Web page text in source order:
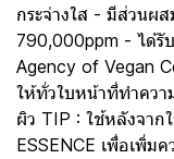
กระจ่างใส - มีส่วนผ
790,000ppm - ได้รั
Agency of Vegan
ให้ทั่วใบหน้าที่ทำควา
ผิว TIP : ใช้หลังจาก
ESSENCE เพื่อเพิ่